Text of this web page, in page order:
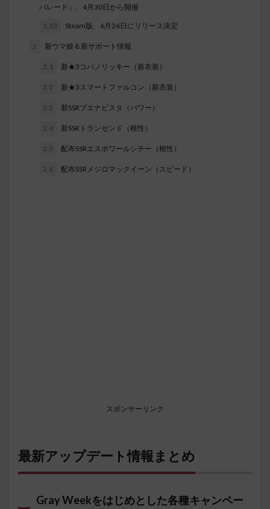
パレード」、4月30日から開催
1.13 Steam版、6月26日にリリース決定
2 新ウマ娘＆新サポート情報
2.1 新★3コパノリッキー（新衣装）
2.2 新★3スマートファルコン（新衣装）
2.3 新SSRブエナビスタ（パワー）
2.4 新SSRトランセンド（根性）
2.5 配布SSRエスポワールシチー（根性）
2.6 配布SSRメジロマックイーン（スピード）
スポンサーリンク
最新アップデート情報まとめ
Gray Weekをはじめとした各種キャンペー